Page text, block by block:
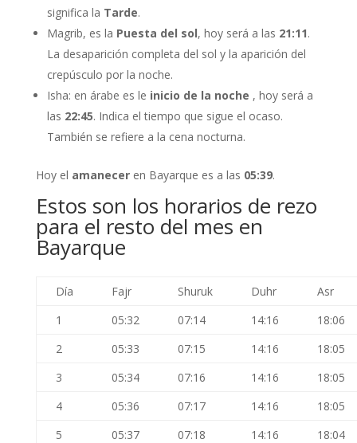
significa la Tarde.
Magrib, es la Puesta del sol, hoy será a las 21:11.
La desaparición completa del sol y la aparición del
crepúsculo por la noche.
Isha: en árabe es le inicio de la noche , hoy será a
las 22:45. Indica el tiempo que sigue el ocaso.
También se refiere a la cena nocturna.
Hoy el amaneceren Bayarque es a las 05:39.
Estos son los horarios de rezo
para el resto del mes en
Bayarque
Día Fajr Shuruk Duhr
Asr
1
05:32 07:14 14:16
18:06
2
05:33 07:15 14:16
18:05
3
05:34 07:16 14:16
18:05
4
05:36 07:17 14:16
18:05
5
05:37 07:18 14:16
18:04